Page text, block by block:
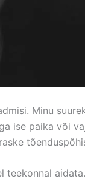
Minu
ise paika või
teekonnal